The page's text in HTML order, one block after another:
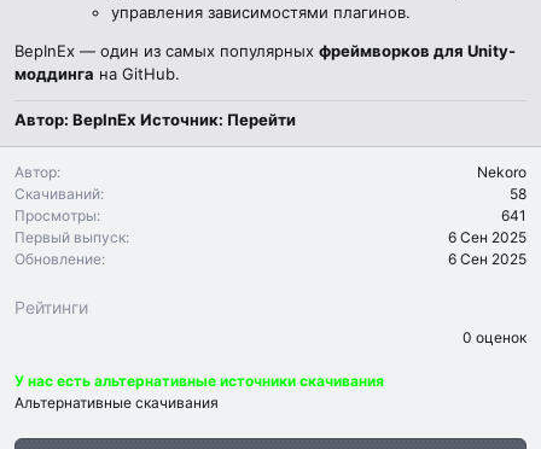
управления зависимостями плагинов.
BepInEx — один из самых популярных фреймворков для Unity-
моддинга на GitHub.
Автор: BepInEx Источник: Перейти
Автор
Nekoro
Скачиваний
58
Просмотры
641
Первый выпуск
6 Сен 2025
Обновление
6 Сен 2025
Рейтинги
0
з
ё
0 оценок
У нас есть альтернативные источники скачивания
Альтернативные скачивания